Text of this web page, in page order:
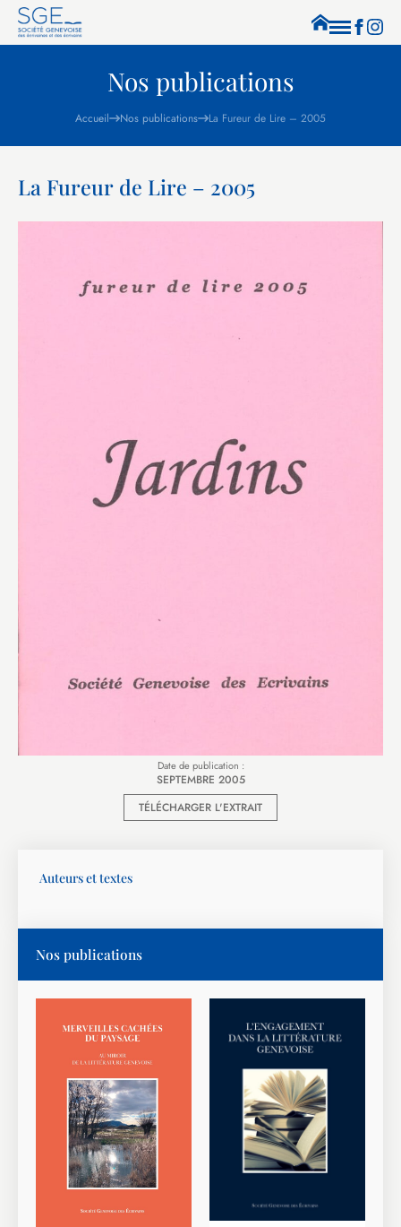
Nos publications
Accueil Nos publications La Fureur de Lire – 2005
La Fureur de Lire – 2005
Date de publication :
SEPTEMBRE 2005
TÉLÉCHARGER L'EXTRAIT
Auteurs et textes
Nos publications